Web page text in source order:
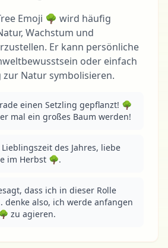
Emoji 🌳 wird häufig
Wachstum und
Er kann persönliche
oder einfach
zur Natur symbolisieren.
einen Setzling gepflanzt! 🌳
mal ein großes Baum werden!
des Jahres, liebe
im Herbst 🌳.
dass ich in dieser Rolle
denke also, ich werde anfangen
zu agieren.